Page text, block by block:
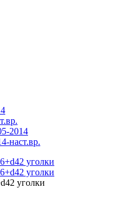
2014
наст.вр.
уголки